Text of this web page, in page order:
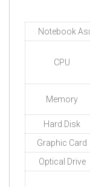
Notebook
CPU
Memory
Hard Disk
Graphic Card
Optical Drive